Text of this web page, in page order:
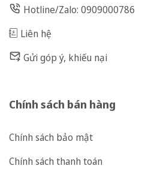
Hotline/Zalo: 0909000786
Liên hệ
Gửi góp ý, khiếu nại
Chính sách bán hàng
Chính sách bảo mật
Chính sách thanh toán